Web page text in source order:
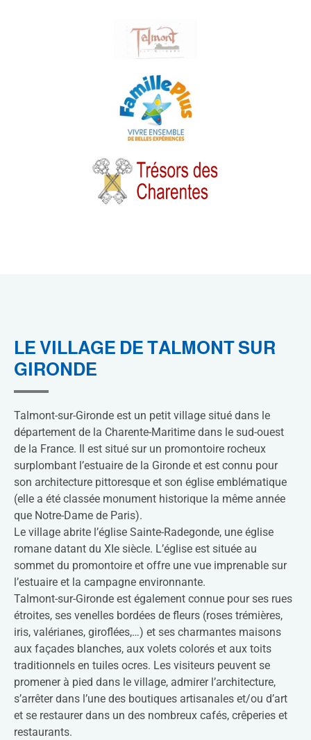
LE VILLAGE DE TALMONT SUR
GIRONDE
Talmont-sur-Gironde est un petit village situé dans le
département de la Charente-Maritime dans le sud-ouest
de la France. Il est situé sur un promontoire rocheux
surplombant l’estuaire de la Gironde et est connu pour
son architecture pittoresque et son église emblématique
(elle a été classée monument historique la même année
que Notre-Dame de Paris).
Le village abrite l’église Sainte-Radegonde, une église
romane datant du XIe siècle. L’église est située au
sommet du promontoire et offre une vue imprenable sur
l’estuaire et la campagne environnante.
Talmont-sur-Gironde est également connue pour ses rues
étroites, ses venelles bordées de fleurs (roses trémières,
iris, valérianes, giroflées,…) et ses charmantes maisons
aux façades blanches, aux volets colorés et aux toits
traditionnels en tuiles ocres. Les visiteurs peuvent se
promener à pied dans le village, admirer l’architecture,
s’arrêter dans l’une des boutiques artisanales et/ou d’art
et se restaurer dans un des nombreux cafés, crêperies et
restaurants.